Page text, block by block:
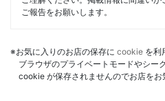
ご報告をお願いします。
※お気に入りのお店の保存に cookie を利
ブラウザのプライベートモードやシー
cookie が保存されませんのでお店をお